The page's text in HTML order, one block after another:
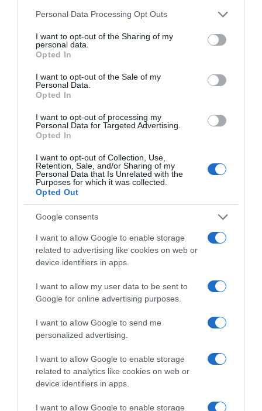
Please note that this website/app uses one or more Google
not limited to your visit or usage behaviour. You may click to
grant or deny consent to Google and its third-party tags to
use your data for below specified purposes in below Google
consent section.
Personal Data Processing Opt Outs
I want to opt-out of the Sharing of my
personal data.
Opted In
I want to opt-out of the Sale of my
Personal Data.
Opted In
I want to opt-out of processing my
Personal Data for Targeted Advertising.
Opted In
I want to opt-out of Collection, Use,
Retention, Sale, and/or Sharing of my
Personal Data that Is Unrelated with the
Purposes for which it was collected.
Opted Out
Google consents
I want to allow Google to enable storage
related to advertising like cookies on web or
device identifiers in apps.
I want to allow my user data to be sent to
Google for online advertising purposes.
I want to allow Google to send me
personalized advertising.
I want to allow Google to enable storage
related to analytics like cookies on web or
device identifiers in apps.
I want to allow Google to enable storage
Ádámmal az első közös gyereküket várják. Emese, aki
sokan ijesztgették, hogy a terhesség brutális
rosszullétekkel járhat, ezzel szemben ő nagyon jól viseli a
Forrás: Blikk
Megosztás: Facebook Twitter Pinterest
Címkék: párkapcsolat,boldogság
Sáfrány Emese,Hornyák Ádám
Korábbi bejegyzések
HASONLÓ BEJEGYZÉSEK
2026-08-09.